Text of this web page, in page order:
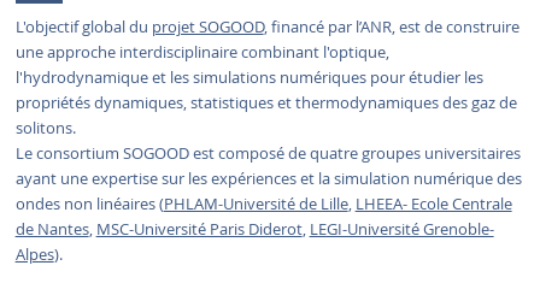
L'objectif global du projet SOGOOD, financé par l’ANR, est de construire
une approche interdisciplinaire combinant l'optique,
l'hydrodynamique et les simulations numériques pour étudier les
propriétés dynamiques, statistiques et thermodynamiques des gaz de
solitons.
Le consortium SOGOOD est composé de quatre groupes universitaires
ayant une expertise sur les expériences et la simulation numérique des
ondes non linéaires (PHLAM-Université de Lille, LHEEA- Ecole Centrale
de Nantes, MSC-Université Paris Diderot, LEGI-Université Grenoble-
Alpes).